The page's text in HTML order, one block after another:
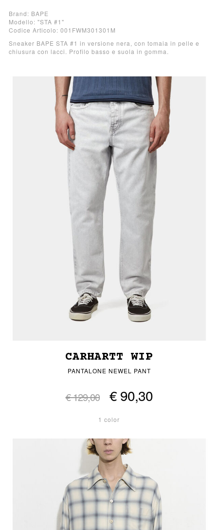
Brand: BAPE
Modello: "STA #1"
Codice Articolo: 001FWM301301M
Sneaker BAPE STA #1 in versione nera, con tomaia in pelle e
chiusura con lacci. Profilo basso e suola in gomma.
CARHARTT WIP
PANTALONE NEWEL PANT
€ 129,00 € 90,30
1 color